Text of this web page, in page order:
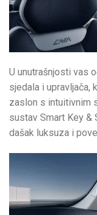
U unutrašnjosti vas
sjedala i upravljača,
zaslon s intuitivnim
sustav Smart Key &
dašak luksuza i